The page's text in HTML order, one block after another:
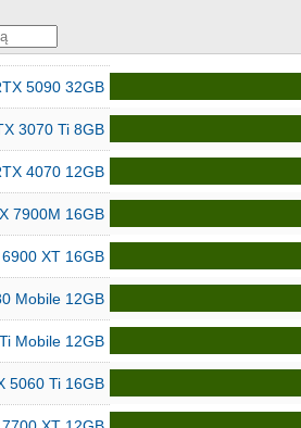
5090 32GB
3070 Ti 8GB
4070 12GB
7900M 16GB
XT 16GB
Mobile 12GB
Mobile 12GB
5060 Ti 16GB